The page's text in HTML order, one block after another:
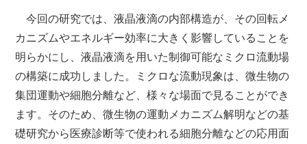
今回の研究では、液晶液滴の内部構造が、その回転メ
カニズムやエネルギー効率に大きく影響していることを
明らかにし、液晶液滴を用いた制御可能なミクロ流動場
の構築に成功しました。ミクロな流動現象は、微生物の
集団運動や細胞分離など、様々な場面で見ることができ
ます。そのため、微生物の運動メカニズム解明などの基
礎研究から医療診断等で使われる細胞分離などの応用面